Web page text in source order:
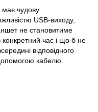
має чудову
USB-виходу,
не становитиме
час і що б не
відповідного
кабелю.